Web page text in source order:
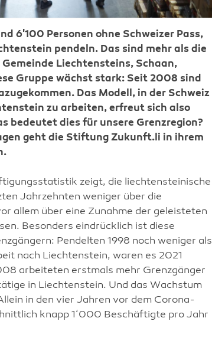
6'100 Personen ohne Schweizer Pass,
pendeln. Das sind mehr als die
Liechtensteins, Schaan,
Gruppe wächst stark: Seit 2008 sind
Das Modell, in der Schweiz
zu arbeiten, erfreut sich also
bedeutet dies für unsere Grenzregion?
geht die Stiftung Zukunft.li in ihrem
zeigt, die liechtensteinische
Jahrzehnten weniger über die
allem über eine Zunahme der geleisteten
Besonders eindrücklich ist diese
Pendelten 1998 noch weniger als
nach Liechtenstein, waren es 2021
arbeiteten erstmals mehr Grenzgänger
in Liechtenstein. Und das Wachstum
in den vier Jahren vor dem Corona-
knapp 1‘000 Beschäftigte pro Jahr